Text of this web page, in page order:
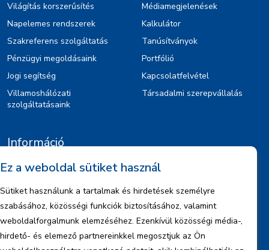
Világítás korszerűsítés
Napelemes rendszerek
Szakreferens szolgáltatás
Pénzügyi megoldásaink
Jogi segítség
Villamoshálózati
szolgáltatásaink
Médiamegjelenések
Kalkulátor
Tanúsítványok
Portfólió
Kapcsolatfelvétel
Társadalmi szerepvállalás
Információ
Kiajánlók
Jognyilatkozat
Szerzői jogok
Adatkezelési tájékoztató
Céginformáció
Ez a weboldal sütiket használ
Sütiket használunk a tartalmak és hirdetések személyre
szabásához, közösségi funkciók biztosításához, valamint
weboldalforgalmunk elemzéséhez. Ezenkívül közösségi média-,
hirdető- és elemező partnereinkkel megosztjuk az Ön